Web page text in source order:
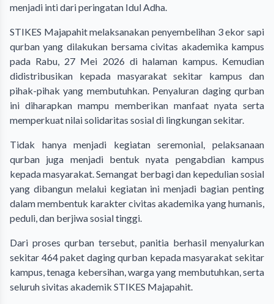
menjadi inti dari peringatan Idul Adha.
STIKES Majapahit melaksanakan penyembelihan 3 ekor sapi
qurban yang dilakukan bersama civitas akademika kampus
pada Rabu, 27 Mei 2026 di halaman kampus. Kemudian
didistribusikan kepada masyarakat sekitar kampus dan
pihak-pihak yang membutuhkan. Penyaluran daging qurban
ini diharapkan mampu memberikan manfaat nyata serta
memperkuat nilai solidaritas sosial di lingkungan sekitar.
Tidak hanya menjadi kegiatan seremonial, pelaksanaan
qurban juga menjadi bentuk nyata pengabdian kampus
kepada masyarakat. Semangat berbagi dan kepedulian sosial
yang dibangun melalui kegiatan ini menjadi bagian penting
dalam membentuk karakter civitas akademika yang humanis,
peduli, dan berjiwa sosial tinggi.
Dari proses qurban tersebut, panitia berhasil menyalurkan
sekitar 464 paket daging qurban kepada masyarakat sekitar
kampus, tenaga kebersihan, warga yang membutuhkan, serta
seluruh sivitas akademik STIKES Majapahit.